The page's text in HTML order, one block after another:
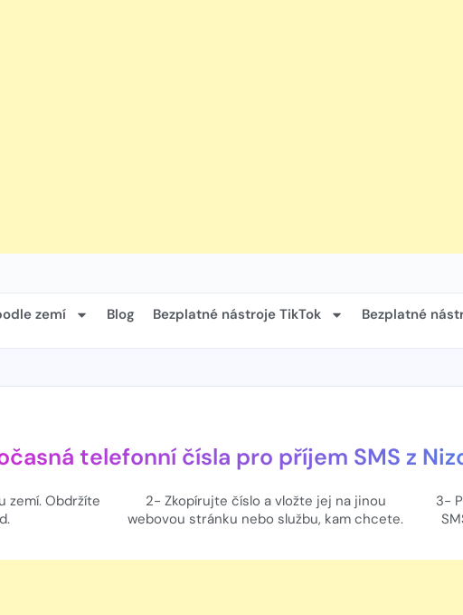
zemí Blog Bezplatné nástroje TikTok Bezplatné
telefonní čísla pro příjem SMS z
zemí. Obdržíte
2- Zkopírujte číslo a vložte jej na jinou
webovou stránku nebo službu, kam chcete.
3-